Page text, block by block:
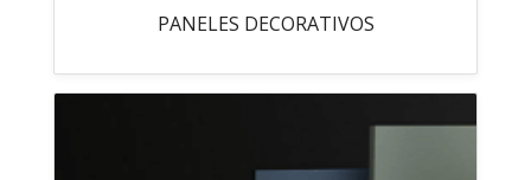
PANELES DECORATIVOS